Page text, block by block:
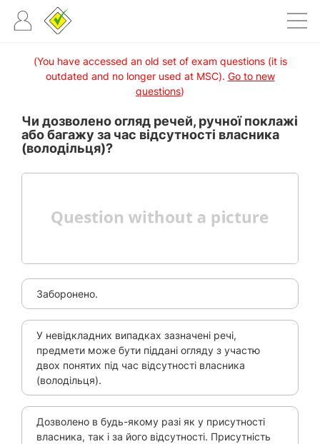
(You have accessed an old set of exam questions (it is
outdated and no longer used at MSC). Go to new
questions)
Чи дозволено огляд речей, ручної поклажі
або багажу за час відсутності власника
(володільця)?
Заборонено.
У невідкладних випадках зазначені речі,
предмети може бути піддані огляду з участю
двох понятих під час відсутності власника
(володільця).
Дозволено в будь-якому разі як у присутності
власника, так і за його відсутності. Присутність